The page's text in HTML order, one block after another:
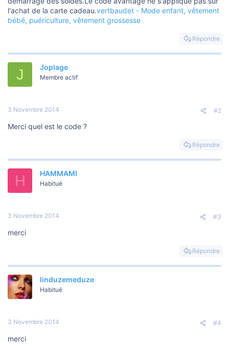
l'achat de la carte cadeau.vertbaudet - Mode enfant, vêtement
bébé, puériculture, vêtement grossesse
Répondre
J Joplage
Membre actif
3 Novembre 2014 #2
Merci quel est le code ?
Répondre
H HAMMAMI
Habitué
3 Novembre 2014 #3
merci
Répondre
linduzemeduze
Habitué
3 Novembre 2014 #4
merci